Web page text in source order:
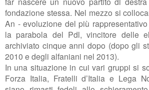
fondazione stessa. Nel mezzo si
An - evoluzione del più
la parabola del Pdl, vincitore delle
archiviato cinque anni dopo (dopo gli
2010 e degli alfaniani nel 2013).
In una situazione in cui vari gruppi si
Forza Italia, Fratelli d’Italia e Lega